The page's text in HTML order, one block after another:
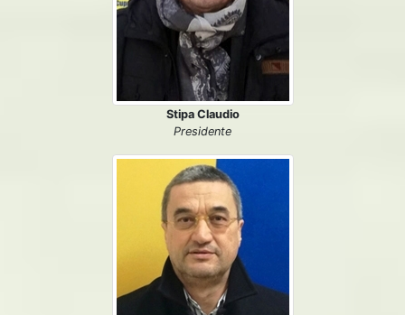
Stipa Claudio
Presidente